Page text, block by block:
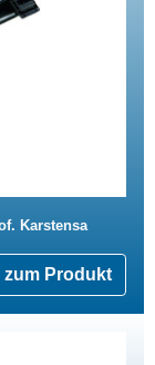
Karstensa
zum Produkt